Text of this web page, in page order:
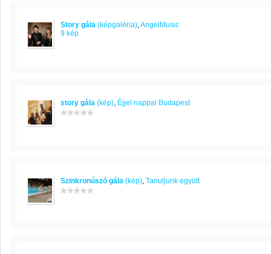
Story gála (képgaléria),AngelMusic
9 kép
story gála (kép), Éjjel nappal Budapest
Szinkronúszó gála (kép), Tanuljunk együtt